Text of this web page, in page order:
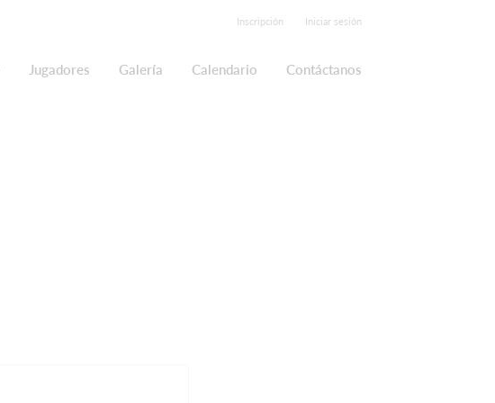
Inscripción Iniciar sesión
Jugadores Galería Calendario Contáctanos